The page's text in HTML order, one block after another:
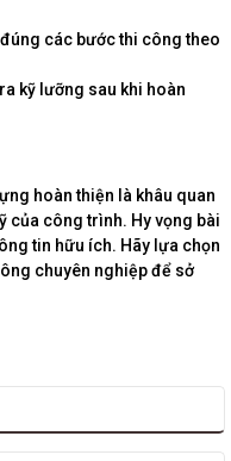
các bước thi công theo
kỹ lưỡng sau khi hoàn
hoàn thiện là khâu quan
của công trình. Hy vọng bài
tin hữu ích. Hãy lựa chọn
chuyên nghiệp để sở